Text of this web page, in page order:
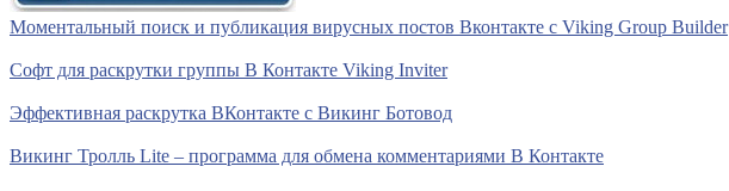
Моментальный поиск и публикация вирусных постов Вконтакте с Viking Group Builder
Софт для раскрутки группы В Контакте Viking Inviter
Эффективная раскрутка ВКонтакте с Викинг Ботовод
Викинг Тролль Lite – программа для обмена комментариями В Контакте